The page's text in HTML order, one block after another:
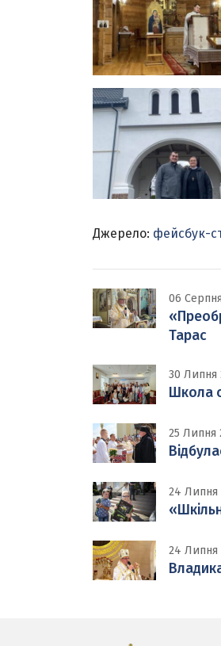
Джерело: фейсбук-
06
Тарас
30 Липня
Школа
25 Липня
24 Липня
24 Липня